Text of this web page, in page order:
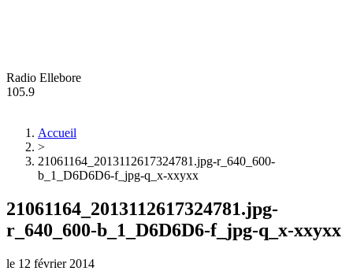
Radio Ellebore
105.9
Accueil
>
21061164_2013112617324781.jpg-r_640_600-
b_1_D6D6D6-f_jpg-q_x-xxyxx
21061164_2013112617324781.jpg-
r_640_600-b_1_D6D6D6-f_jpg-q_x-xxyxx
le 12 février 2014